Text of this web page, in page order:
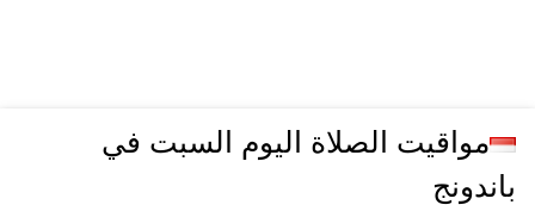
مواقيت الصلاة اليوم السبت في
باندونج